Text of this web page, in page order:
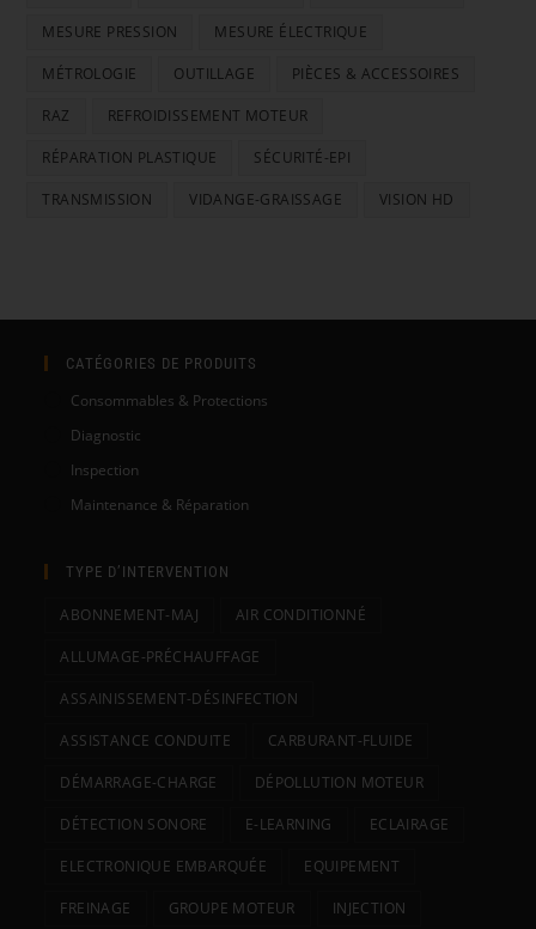
MESURE PRESSION MESURE ÉLECTRIQUE
MÉTROLOGIE OUTILLAGE PIÈCES & ACCESSOIRES
RAZ REFROIDISSEMENT MOTEUR
RÉPARATION PLASTIQUE SÉCURITÉ-EPI
TRANSMISSION VIDANGE-GRAISSAGE VISION HD
CATÉGORIES DE PRODUITS
Consommables & Protections
Diagnostic
Inspection
Maintenance & Réparation
TYPE D’INTERVENTION
ABONNEMENT-MAJ AIR CONDITIONNÉ
ALLUMAGE-PRÉCHAUFFAGE
ASSAINISSEMENT-DÉSINFECTION
ASSISTANCE CONDUITE CARBURANT-FLUIDE
DÉMARRAGE-CHARGE DÉPOLLUTION MOTEUR
DÉTECTION SONORE E-LEARNING ECLAIRAGE
ELECTRONIQUE EMBARQUÉE EQUIPEMENT
FREINAGE GROUPE MOTEUR INJECTION